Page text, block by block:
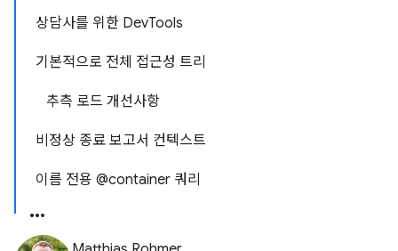
상담사를 위한 DevTools
기본적으로 전체 접근성 트리
추측 로드 개선사항
비정상 종료 보고서 컨텍스트
이름 전용 @container 쿼리